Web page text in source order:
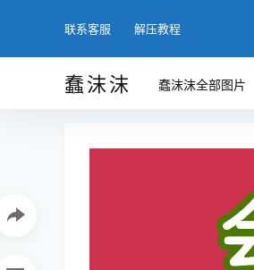
联系客服 解压教程
蠢沫沫 蠢沫沫全部图片